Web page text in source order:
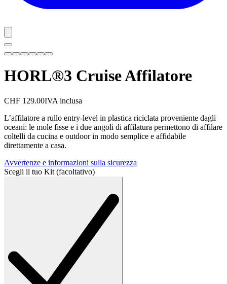
HORL®3 CruiseAffilatore
CHF 129.00IVA inclusa
L’affilatore a rullo entry-level in plastica riciclata proveniente dagli
oceani: le mole fisse e i due angoli di affilatura permettono di affilare
coltelli da cucina e outdoor in modo semplice e affidabile
direttamente a casa.
Avvertenze e informazioni sulla sicurezza
Scegli il tuo Kit (facoltativo)